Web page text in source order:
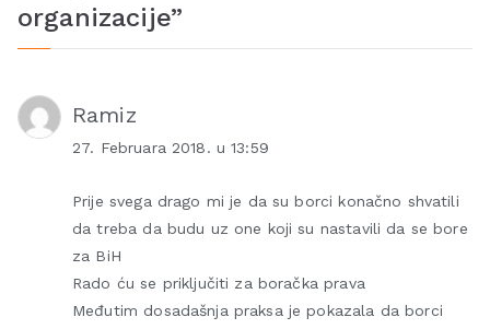
organizacije”
Ramiz
27. Februara 2018. u 13:59
Prije svega drago mi je da su borci konačno shvatili
da treba da budu uz one koji su nastavili da se bore
za BiH
Rado ću se priključiti za boračka prava
Međutim dosadašnja praksa je pokazala da borci